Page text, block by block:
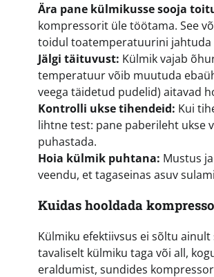
Ära pane külmikusse sooja
kompressorit üle töötama. See
toidul toatemperatuurini jahtuda
Jälgi täituvust: Külmik vajab
temperatuur võib muutuda
veega täidetud pudelid) aitavad
Kontrolli ukse tihendeid: Kui
lihtne test: pane paberileht ukse
puhastada.
Hoia külmik puhtana: Mustus
veendu, et tagaseinas asuv
Kuidas hooldada
Külmiku efektiivsus ei sõltu
tavaliselt külmiku taga või all,
eraldumist, sundides